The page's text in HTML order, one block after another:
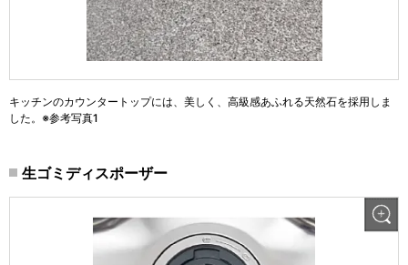
キッチンのカウンタートップには、美しく、高級感あふれる天然石を採用しま
した。※参考写真1
生ゴミディスポーザー